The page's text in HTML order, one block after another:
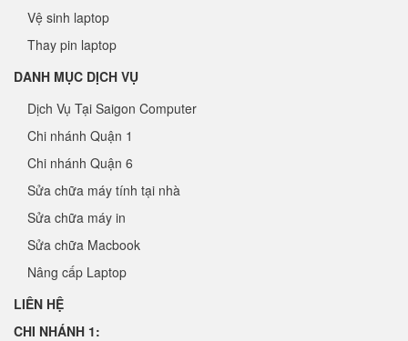
Vệ sinh laptop
Thay pin laptop
DANH MỤC DỊCH VỤ
Dịch Vụ Tại Saigon Computer
Chi nhánh Quận 1
Chi nhánh Quận 6
Sửa chữa máy tính tại nhà
Sửa chữa máy in
Sửa chữa Macbook
Nâng cấp Laptop
LIÊN HỆ
CHI NHÁNH 1: